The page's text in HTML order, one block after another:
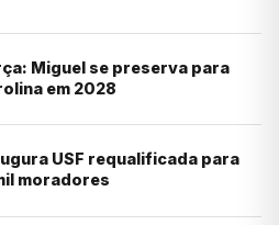
Miguel se preserva para
em 2028
USF requalificada para
moradores